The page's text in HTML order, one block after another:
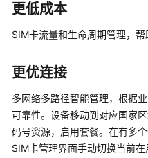
服
务
告
产
品
介
绍
更低成本
SIM卡流量和生命周期管理，帮
更优连接
多网络多路径智能管理，根据
可靠性。设备移动到对应国家
码号资源，启用套餐。在有多
SIM卡管理界面手动切换当前